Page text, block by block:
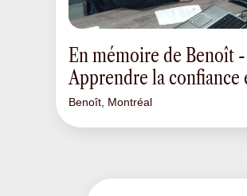
En mémoire de Benoît -
Apprendre la confiance
Benoît, Montréal